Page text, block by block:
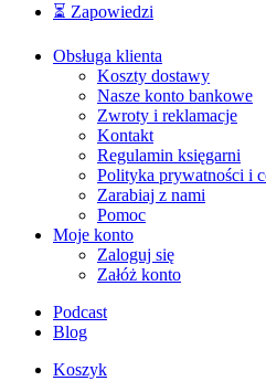
⏳ Zapowiedzi
Obsługa klienta
Koszty dostawy
Nasze konto bankowe
Zwroty i reklamacje
Kontakt
Regulamin księgarni
Polityka prywatności i
Zarabiaj z nami
Pomoc
Moje konto
Zaloguj się
Załóż konto
Podcast
Blog
Koszyk